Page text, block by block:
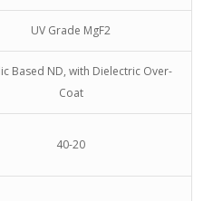
UV Grade MgF2
Based ND, with Dielectric Over-
Coat
40-20